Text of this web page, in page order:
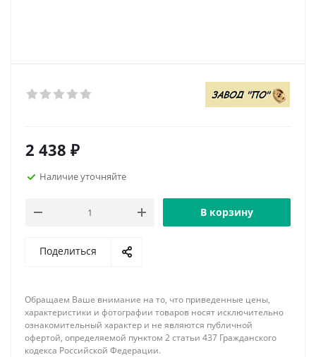
2 438 ₽
Наличие уточняйте
В корзину
Поделиться
Обращаем Ваше внимание на то, что приведенные цены,
характеристики и фотографии товаров носят исключительно
ознакомительный характер и не являются публичной
офертой, определяемой пунктом 2 статьи 437 Гражданского
кодекса Российской Федерации.